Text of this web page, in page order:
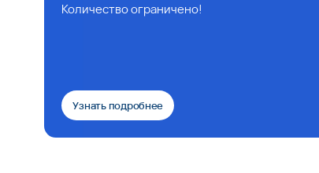
Количество ограничено!
Узнать подробнее